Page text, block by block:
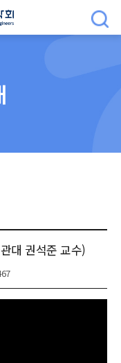
대 권석준 교수)